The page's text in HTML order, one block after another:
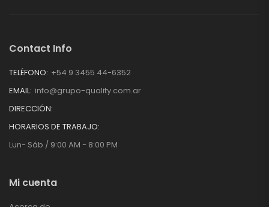
Contact Info
TELÉFONO: +54 9 3455 44-6352
EMAIL: info@grupo-quality.com.ar
DIRECCIÓN:
HORARIOS DE TRABAJO:
Lun- Sáb / 9:00 AM - 8:00 PM
Mi cuenta